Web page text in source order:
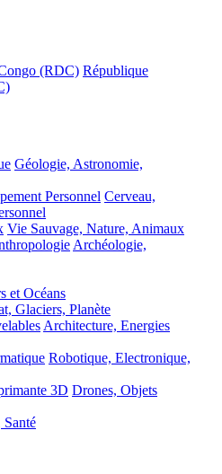
(RDC) République
Géologie, Astronomie,
Personnel Cerveau,
Vie Sauvage, Nature, Animaux
Archéologie,
et Océans
Glaciers, Planète
Architecture, Energies
Robotique, Electronique,
3D Drones, Objets